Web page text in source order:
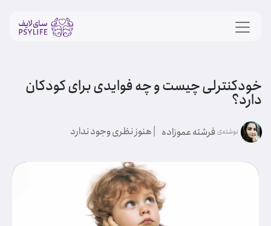
خودکنترلی چیست و چه فوایدی برای کودکان
دارد؟
نوشته‌ی فرشته عموزاده | هنوز نظری وجود ندارد